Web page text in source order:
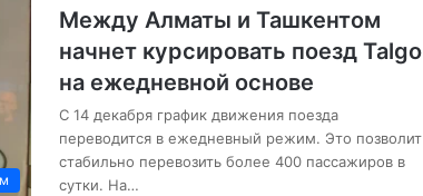
Между Алматы и Ташкентом
начнет курсировать поезд Talgo
на ежедневной основе
С 14 декабря график движения поезда
переводится в ежедневный режим. Это позволит
стабильно перевозить более 400 пассажиров в
сутки. На…